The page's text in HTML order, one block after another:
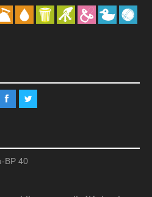
BP 40